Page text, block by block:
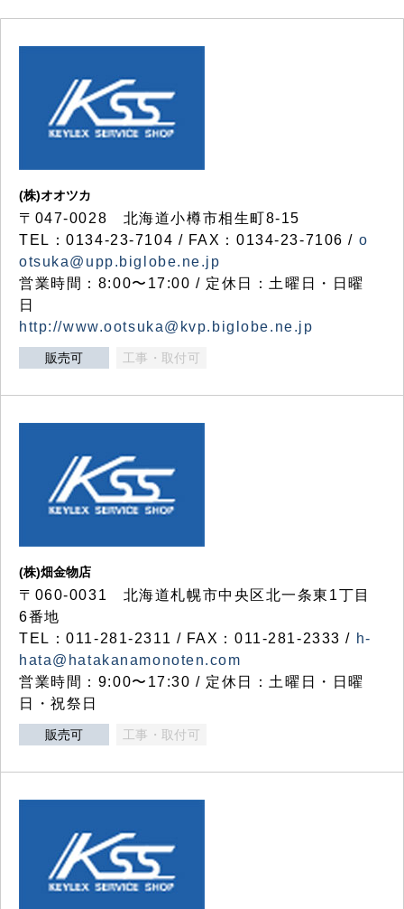
(株)オオツカ
〒047-0028 北海道小樽市相生町8-15
TEL：0134-23-7104 / FAX：0134-23-7106 / o
otsuka@upp.biglobe.ne.jp
営業時間：8:00〜17:00 / 定休日：土曜日・日曜
日
http://www.ootsuka@kvp.biglobe.ne.jp
販売可 工事・取付可
(株)畑金物店
〒060-0031 北海道札幌市中央区北一条東1丁目
6番地
TEL：011-281-2311 / FAX：011-281-2333 / h-
hata@hatakanamonoten.com
営業時間：9:00〜17:30 / 定休日：土曜日・日曜
日・祝祭日
販売可 工事・取付可